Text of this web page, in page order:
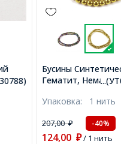
...(УТ0030790)
Бусины Синтетический
Гематит, Немагнитный, на
4мм, Отв. 1мм, около
(УТ0030790)
Упаковка:1 нить
-40%
/ 1 нить